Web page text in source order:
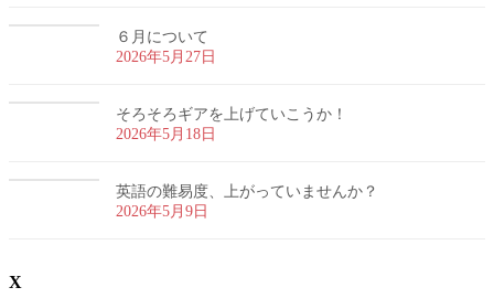
６月について
2026年5月27日
そろそろギアを上げていこうか！
2026年5月18日
英語の難易度、上がっていませんか？
2026年5月9日
X